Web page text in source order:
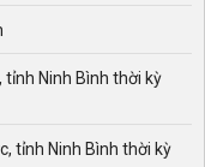
tỉnh Ninh Bình thời kỳ
tỉnh Ninh Bình thời kỳ